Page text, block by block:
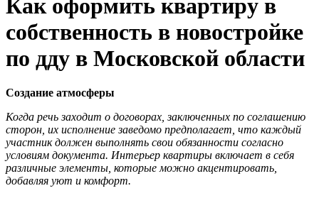
Как оформить квартиру в
собственность в новостройке
по дду в Московской области
Создание атмосферы
Когда речь заходит о договорах, заключенных по соглашению
сторон, их исполнение заведомо предполагает, что каждый
участник должен выполнять свои обязанности согласно
условиям документа. Интерьер квартиры включает в себя
различные элементы, которые можно акцентировать,
добавляя уют и комфорт.